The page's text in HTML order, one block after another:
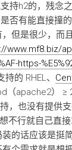
持h2的，残念
否有能直接撞
但是很少，而
www.mf8.biz/
https-
的 RHEL、
（apache2） ≥
，也没有提供
不行就自己直接
的话应该是挺